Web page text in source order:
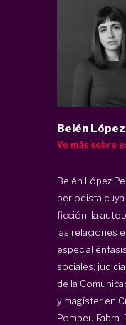
Belén
Ve más sobre
Belén López
periodista
ficción, la
las relaciones
especial
sociales,
de la
y magíster en
Pompeu